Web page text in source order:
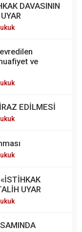
DAVASININ
ve
EDİLMESİ
UYAR